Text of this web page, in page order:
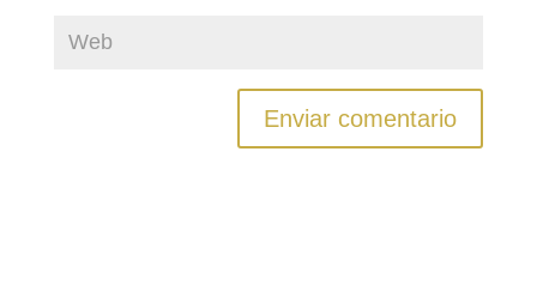
Enviar comentario